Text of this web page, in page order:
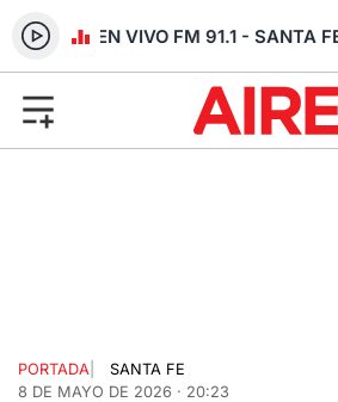
RADIO EN VIVO FM 91.1 - SANTA FE
PORTADA
SANTA FE
8 DE MAYO DE 2026 · 20:23